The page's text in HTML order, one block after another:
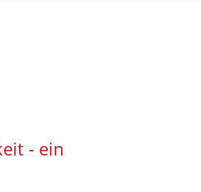
- ein